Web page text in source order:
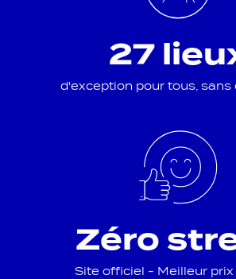
27
d'exception pour tous, sans
Zéro
Site officiel - Meilleur prix